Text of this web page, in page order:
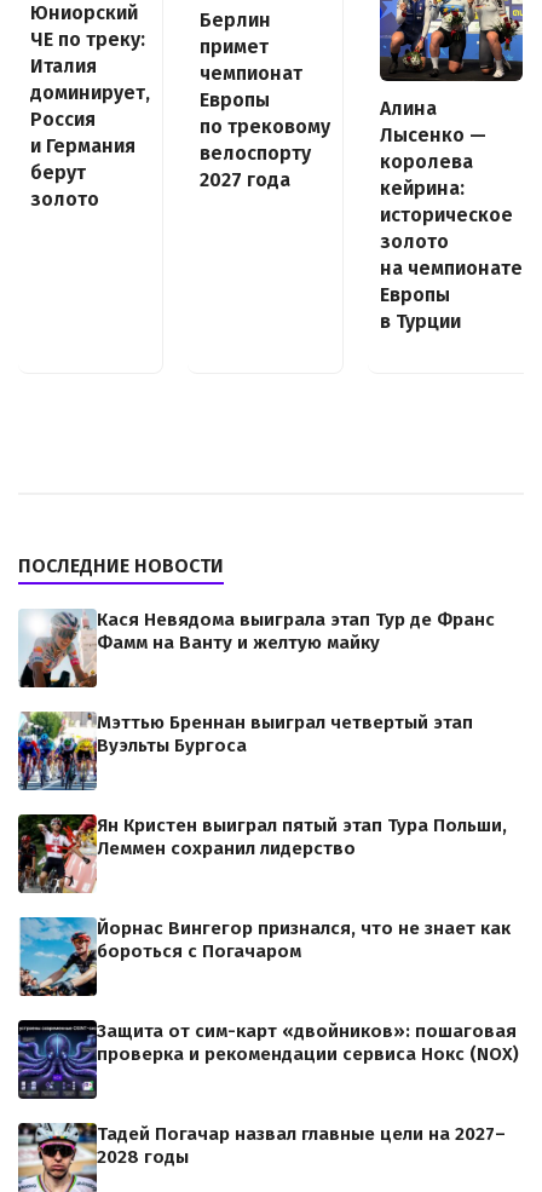
Юниорский
ЧЕ по треку:
Италия
доминирует,
Россия
и Германия
берут
золото
Берлин
примет
чемпионат
Европы
по трековому
велоспорту
2027 года
Алина
Лысенко —
королева
кейрина:
историческое
золото
на чемпионате
Европы
в Турции
ПОСЛЕДНИЕ НОВОСТИ
Кася Невядома выиграла этап Тур де Франс
Фамм на Ванту и желтую майку
Мэттью Бреннан выиграл четвертый этап
Вуэльты Бургоса
Ян Кристен выиграл пятый этап Тура Польши,
Леммен сохранил лидерство
Йорнас Вингегор признался, что не знает как
бороться с Погачаром
Защита от сим-карт «двойников»: пошаговая
проверка и рекомендации сервиса Нокс (NOX)
Тадей Погачар назвал главные цели на 2027–
2028 годы